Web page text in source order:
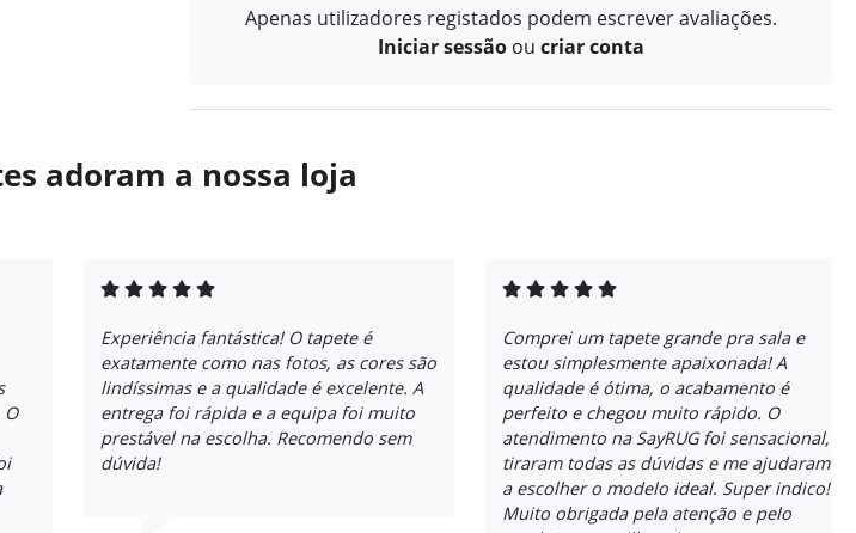
Apenas utilizadores registados podem escrever avaliações.
Iniciar sessão ou criar conta
adoram a nossa loja
O
Experiência fantástica! O tapete é
exatamente como nas fotos, as cores são
lindíssimas e a qualidade é excelente. A
entrega foi rápida e a equipa foi muito
prestável na escolha. Recomendo sem
dúvida!
Comprei um tapete grande pra sala e
estou simplesmente apaixonada! A
qualidade é ótima, o acabamento é
perfeito e chegou muito rápido. O
atendimento na SayRUG foi sensacional,
tiraram todas as dúvidas e me ajudaram
a escolher o modelo ideal. Super indico!
Muito obrigada pela atenção e pelo